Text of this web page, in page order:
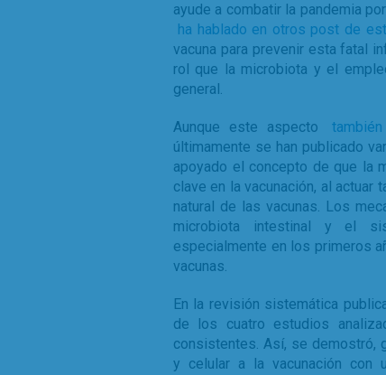
ayude a combatir la pandemia
ha hablado en otros post de
vacuna para prevenir esta fatal
rol que la microbiota y el
general.
Aunque este aspecto
últimamente se han publicado
apoyado el concepto de que la
clave en la vacunación, al actuar
natural de las vacunas. Los
microbiota intestinal y el
especialmente en los primeros
vacunas.
En la revisión sistemática
de los cuatro estudios
consistentes. Así, se demostró,
y celular a la vacunación con